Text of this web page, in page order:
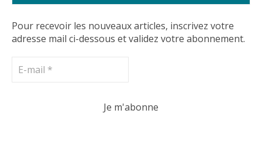
Pour recevoir les nouveaux articles, inscrivez votre
adresse mail ci-dessous et validez votre abonnement.